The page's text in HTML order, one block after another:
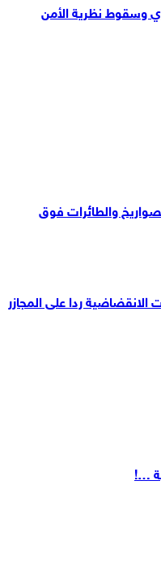
وسقوط نظرية الأمن
والطائرات فوق
الانقضاضية ردا على المجازر
…!